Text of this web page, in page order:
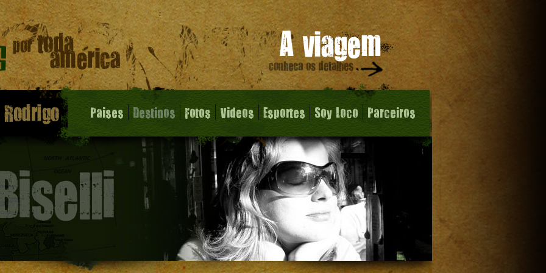
Paises Destinos Fotos Videos Esportes Soy Loco Parceiros